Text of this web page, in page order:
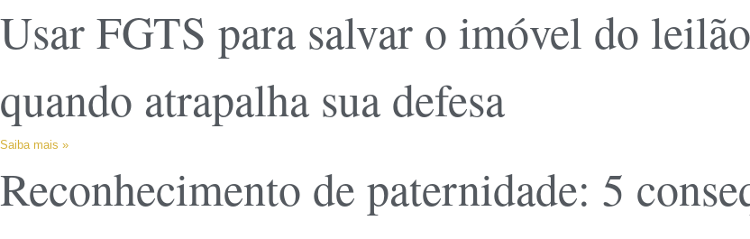
Usar FGTS para salvar o imóvel do
quando atrapalha sua defesa
Saiba mais »
Reconhecimento de paternidade: 5